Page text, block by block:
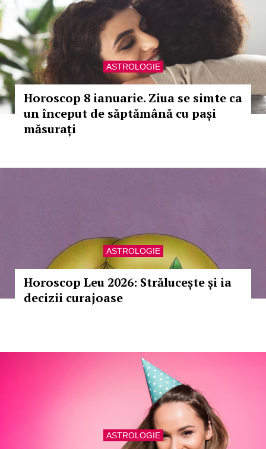
ASTROLOGIE
Horoscop 8 ianuarie. Ziua se simte ca
un început de săptămână cu pași
măsurați
ASTROLOGIE
Horoscop Leu 2026: Strălucește și ia
decizii curajoase
ASTROLOGIE